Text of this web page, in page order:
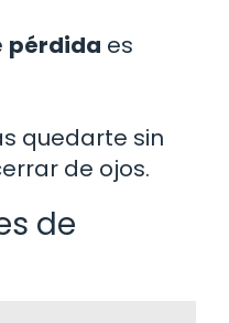
pérdida es
quedarte sin
de ojos.
de